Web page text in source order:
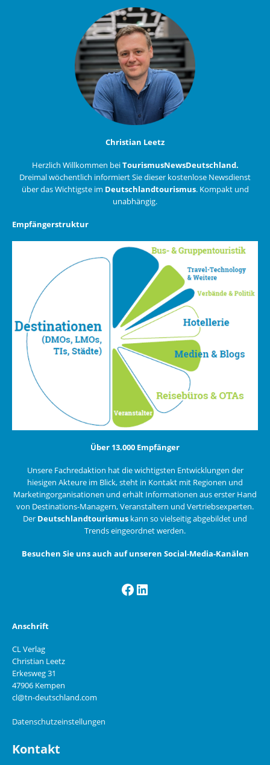
Christian Leetz
Herzlich Willkommen beiTourismusNewsDeutschland.
Dreimal wöchentlich informiert Sie dieser kostenlose Newsdienst
über das Wichtigste im Deutschlandtourismus. Kompakt und
unabhängig.
Empfängerstruktur
Über 13.000 Empfänger
Unsere Fachredaktion hat die wichtigsten Entwicklungen der
hiesigen Akteure im Blick, steht in Kontakt mit Regionen und
Marketingorganisationen und erhält Informationen aus erster Hand
von Destinations-Managern, Veranstaltern und Vertriebsexperten.
Der Deutschlandtourismus kann so vielseitig abgebildet und
Trends eingeordnet werden.
Besuchen Sie uns auch auf unseren Social-Media-Kanälen
Facebook
LinkedIn
Anschrift
CL Verlag
Christian Leetz
Erkesweg 31
47906 Kempen
cl@tn-deutschland.com
Datenschutzeinstellungen
Kontakt